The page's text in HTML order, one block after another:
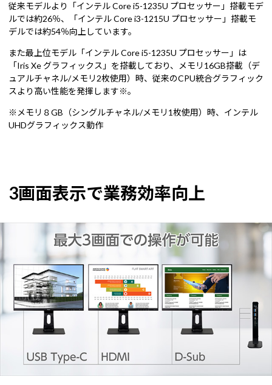
従来モデルより「インテル Core i5-1235U プロセッサー」搭載モデ
ルでは約26％、「インテル Core i3-1215U プロセッサー」搭載モ
デルでは約54％向上しています。
また最上位モデル「インテル Core i5-1235U プロセッサー」は
「Iris Xe グラフィックス」を搭載しており、メモリ16GB搭載（デ
ュアルチャネル/メモリ2枚使用）時、従来のCPU統合グラフィック
スより高い性能を発揮します※。
※メモリ８GB（シングルチャネル/メモリ1枚使用）時、インテル
UHDグラフィックス動作
3画面表示で業務効率向上